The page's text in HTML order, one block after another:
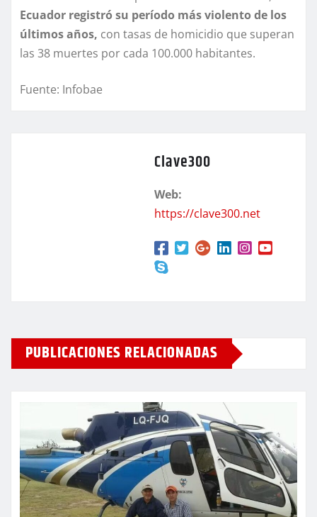
Ecuador registró su período más violento de los
últimos años, con tasas de homicidio que superan
las 38 muertes por cada 100.000 habitantes.
Fuente: Infobae
Clave300
Web:
https://clave300.net
PUBLICACIONES RELACIONADAS